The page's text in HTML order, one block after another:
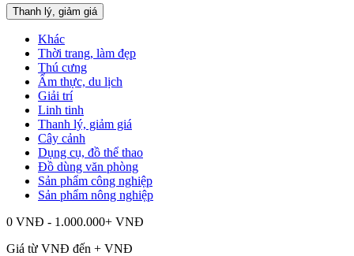
Thanh lý, giảm giá
Khác
Thời trang, làm đẹp
Thú cưng
Ẩm thực, du lịch
Giải trí
Linh tinh
Thanh lý, giảm giá
Cây cảnh
Dụng cụ, đồ thể thao
Đồ dùng văn phòng
Sản phẩm công nghiệp
Sản phẩm nông nghiệp
0 VNĐ - 1.000.000+ VNĐ
Giá từ VNĐ đến + VNĐ